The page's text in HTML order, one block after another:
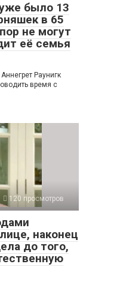
было 13
в 65
не могут
её семья
Раунигк
время с
120 просмотров
наконец
до того,